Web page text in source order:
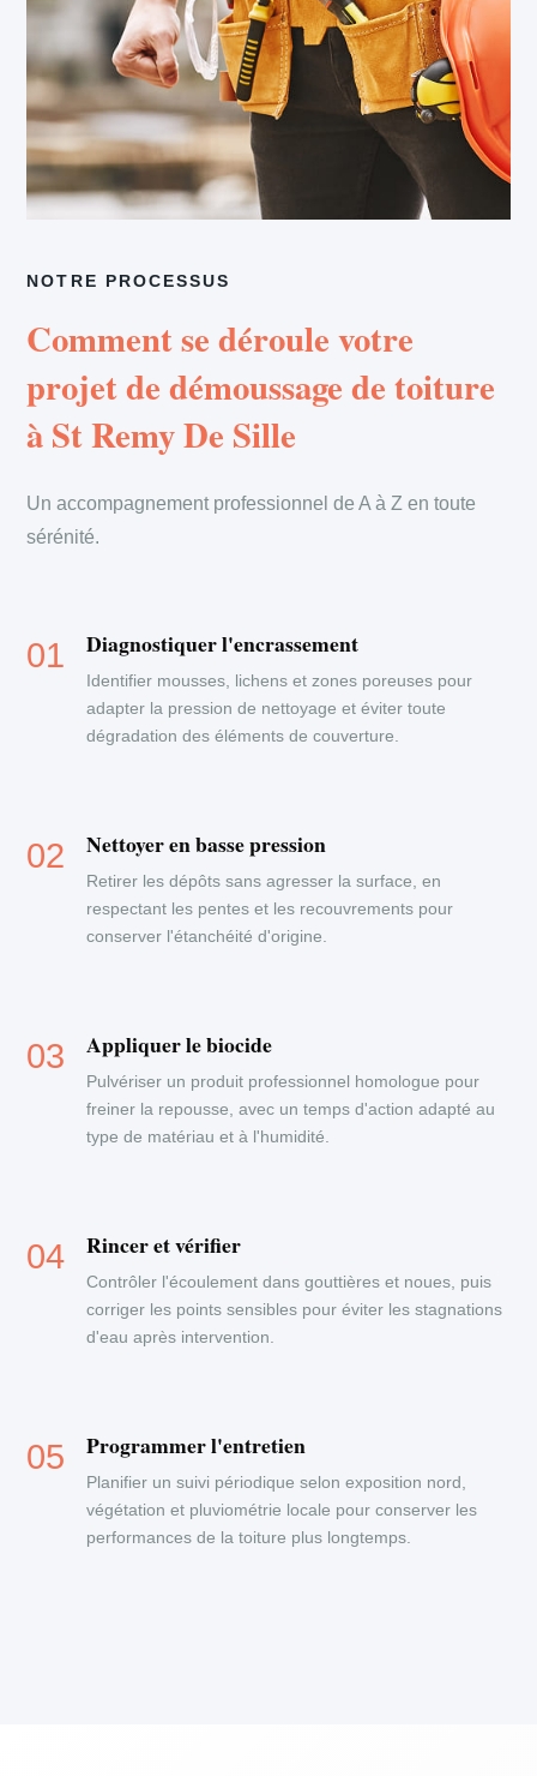
NOTRE PROCESSUS
Comment se déroule votre
projet de démoussage de toiture
à St Remy De Sille
Un accompagnement professionnel de A à Z en toute
sérénité.
Diagnostiquer l'encrassement
Identifier mousses, lichens et zones poreuses pour
adapter la pression de nettoyage et éviter toute
dégradation des éléments de couverture.
Nettoyer en basse pression
Retirer les dépôts sans agresser la surface, en
respectant les pentes et les recouvrements pour
conserver l'étanchéité d'origine.
Appliquer le biocide
Pulvériser un produit professionnel homologue pour
freiner la repousse, avec un temps d'action adapté au
type de matériau et à l'humidité.
Rincer et vérifier
Contrôler l'écoulement dans gouttières et noues, puis
corriger les points sensibles pour éviter les stagnations
d'eau après intervention.
Programmer l'entretien
Planifier un suivi périodique selon exposition nord,
végétation et pluviométrie locale pour conserver les
performances de la toiture plus longtemps.